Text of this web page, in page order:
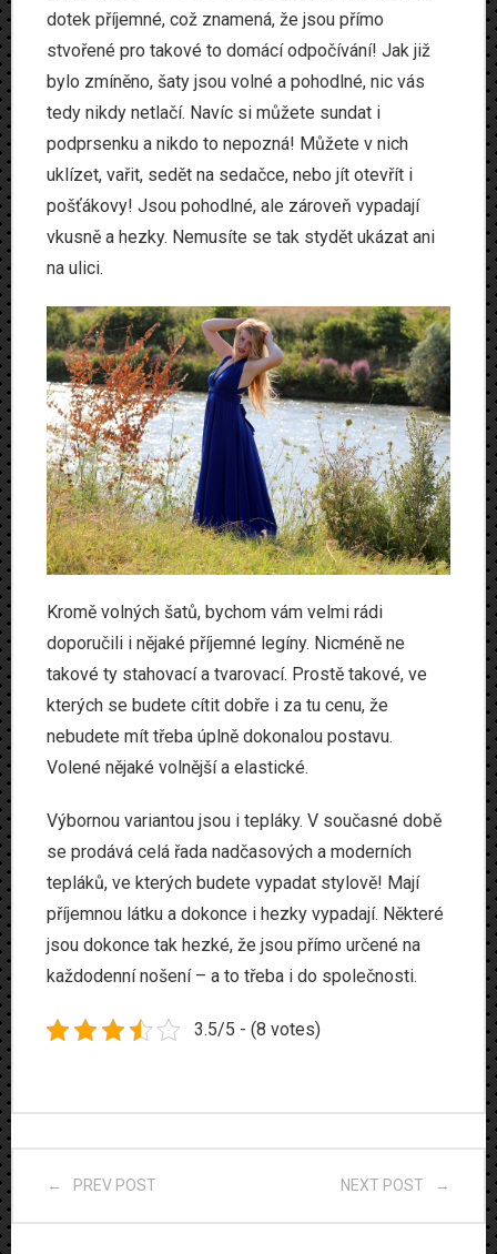
dotek příjemné, což znamená, že jsou přímo
stvořené pro takové to domácí odpočívání! Jak již
bylo zmíněno, šaty jsou volné a pohodlné, nic vás
tedy nikdy netlačí. Navíc si můžete sundat i
podprsenku a nikdo to nepozná! Můžete v nich
uklízet, vařit, sedět na sedačce, nebo jít otevřít i
pošťákovy! Jsou pohodlné, ale zároveň vypadají
vkusně a hezky. Nemusíte se tak stydět ukázat ani
na ulici.
Kromě volných šatů, bychom vám velmi rádi
doporučili i nějaké příjemné legíny. Nicméně ne
takové ty stahovací a tvarovací. Prostě takové, ve
kterých se budete cítit dobře i za tu cenu, že
nebudete mít třeba úplně dokonalou postavu.
Volené nějaké volnější a elastické.
Výbornou variantou jsou i tepláky. V současné době
se prodává celá řada nadčasových a moderních
tepláků, ve kterých budete vypadat stylově! Mají
příjemnou látku a dokonce i hezky vypadají. Některé
jsou dokonce tak hezké, že jsou přímo určené na
každodenní nošení – a to třeba i do společnosti.
3.5/5 - (8 votes)
PREV POST NEXT POST